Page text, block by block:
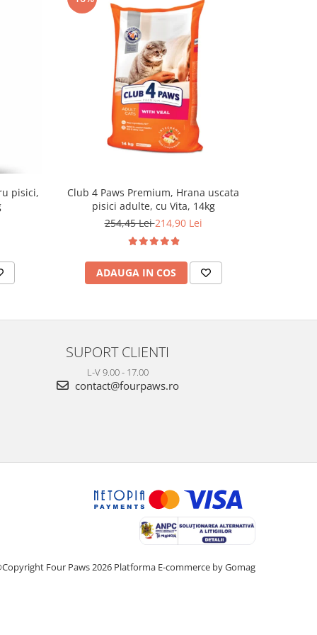
pisici,
Club 4 Paws Premium, Hrana uscata
pisici adulte, cu Vita, 14kg
254,45 Lei214,90 Lei
ADAUGA IN COS
SUPORT CLIENTI
L-V 9.00 - 17.00
contact@fourpaws.ro
Four Paws 2026 Platforma E-commerce by Gomag